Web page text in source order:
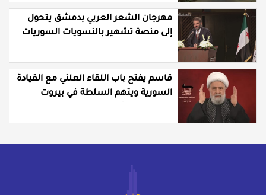
مهرجان الشعر العربي بدمشق يتحول
إلى منصة تشهير بالنسويات السوريات
قاسم يفتح باب اللقاء العلني مع القيادة
السورية ويتهم السلطة في بيروت